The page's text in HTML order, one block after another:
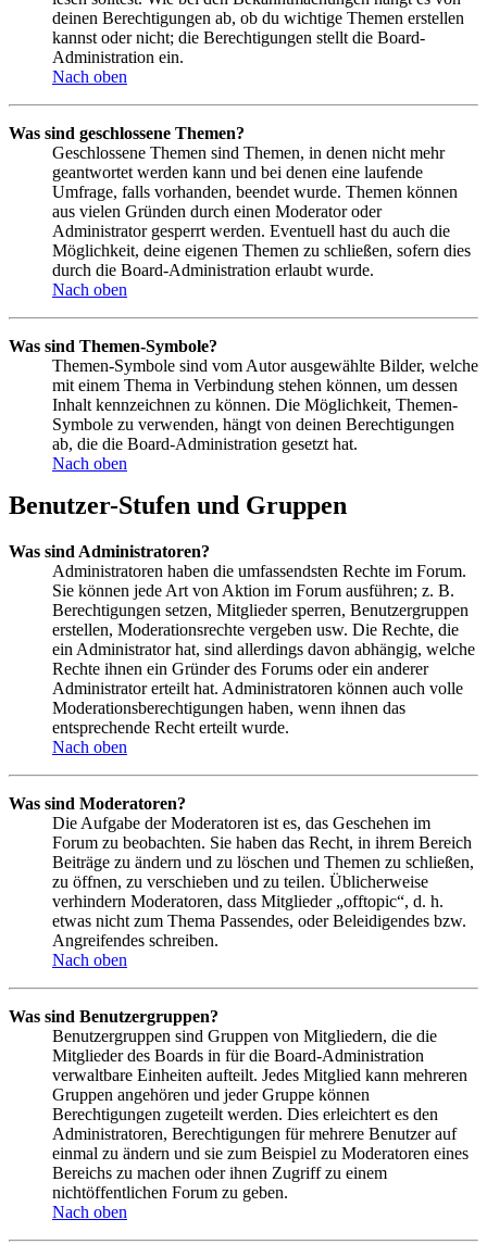
deinen Berechtigungen ab, ob du wichtige Themen erstellen
kannst oder nicht; die Berechtigungen stellt die Board-
Administration ein.
Nach oben
Was sind geschlossene Themen?
Geschlossene Themen sind Themen, in denen nicht mehr
geantwortet werden kann und bei denen eine laufende
Umfrage, falls vorhanden, beendet wurde. Themen können
aus vielen Gründen durch einen Moderator oder
Administrator gesperrt werden. Eventuell hast du auch die
Möglichkeit, deine eigenen Themen zu schließen, sofern dies
durch die Board-Administration erlaubt wurde.
Nach oben
Was sind Themen-Symbole?
Themen-Symbole sind vom Autor ausgewählte Bilder, welche
mit einem Thema in Verbindung stehen können, um dessen
Inhalt kennzeichnen zu können. Die Möglichkeit, Themen-
Symbole zu verwenden, hängt von deinen Berechtigungen
ab, die die Board-Administration gesetzt hat.
Nach oben
Benutzer-Stufen und Gruppen
Was sind Administratoren?
Administratoren haben die umfassendsten Rechte im Forum.
Sie können jede Art von Aktion im Forum ausführen; z. B.
Berechtigungen setzen, Mitglieder sperren, Benutzergruppen
erstellen, Moderationsrechte vergeben usw. Die Rechte, die
ein Administrator hat, sind allerdings davon abhängig, welche
Rechte ihnen ein Gründer des Forums oder ein anderer
Administrator erteilt hat. Administratoren können auch volle
Moderationsberechtigungen haben, wenn ihnen das
entsprechende Recht erteilt wurde.
Nach oben
Was sind Moderatoren?
Die Aufgabe der Moderatoren ist es, das Geschehen im
Forum zu beobachten. Sie haben das Recht, in ihrem Bereich
Beiträge zu ändern und zu löschen und Themen zu schließen,
zu öffnen, zu verschieben und zu teilen. Üblicherweise
verhindern Moderatoren, dass Mitglieder „offtopic“, d. h.
etwas nicht zum Thema Passendes, oder Beleidigendes bzw.
Angreifendes schreiben.
Nach oben
Was sind Benutzergruppen?
Benutzergruppen sind Gruppen von Mitgliedern, die die
Mitglieder des Boards in für die Board-Administration
verwaltbare Einheiten aufteilt. Jedes Mitglied kann mehreren
Gruppen angehören und jeder Gruppe können
Berechtigungen zugeteilt werden. Dies erleichtert es den
Administratoren, Berechtigungen für mehrere Benutzer auf
einmal zu ändern und sie zum Beispiel zu Moderatoren eines
Bereichs zu machen oder ihnen Zugriff zu einem
nichtöffentlichen Forum zu geben.
Nach oben